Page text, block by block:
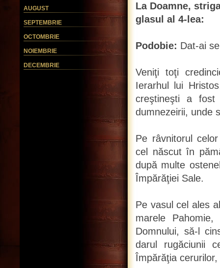
AUGUST
SEPTEMBRIE
OCTOMBRIE
NOIEMBRIE
DECEMBRIE
La Doamne,
glasul al 4-lea:
Podobie: Dat-ai
Veniţi toţi
Ierarhul lui
creştineşti a
dumnezeirii, unde
Pe râvnitorul
cel născut în
după multe
Împărăţiei Sale.
Pe vasul cel ales
marele
Domnului, să-l
darul rugăciunii
Împărăţia